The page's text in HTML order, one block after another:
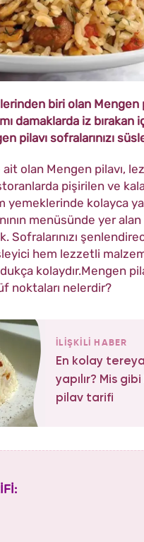
biri olan Mengen
damaklarda iz
pilavı sofralarınızı
olan Mengen pilavı,
pişirilen ve
yemeklerinde kolayca
menüsünde yer
hem lezzetli
kolaydır.Mengen
noktaları nelerdir?
İLİŞKİLİ HABER
En kolay
yapılır? Mis
pilav tarifi